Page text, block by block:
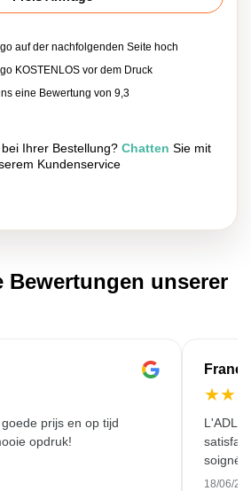
auf der nachfolgenden Seite hoch
KOSTENLOS vor dem Druck
eine Bewertung von 9,3
Ihrer Bestellung? Chatten Sie mit
Kundenservice
Bewertungen unserer
prijs en op tijd
opdruk!
★★
L'ADL
soigné
18/06/